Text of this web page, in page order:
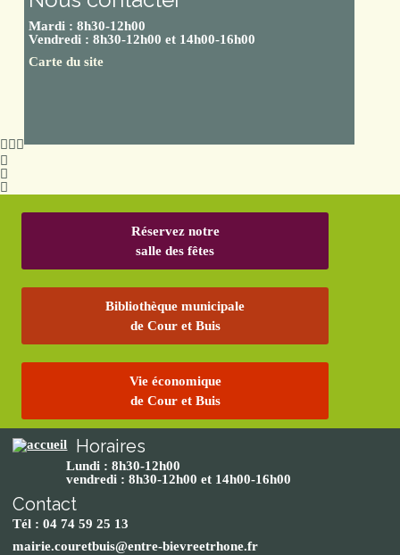
Mardi : 8h30-12h00
Vendredi : 8h30-12h00 et 14h00-16h00
Carte du site
Réservez notre
salle des fêtes
Bibliothèque municipale
de Cour et Buis
Vie économique
de Cour et Buis
Horaires
Lundi : 8h30-12h00
vendredi : 8h30-12h00 et 14h00-16h00
Contact
Tél : 04 74 59 25 13
mairie.couretbuis@entre-bievreetrhone.fr